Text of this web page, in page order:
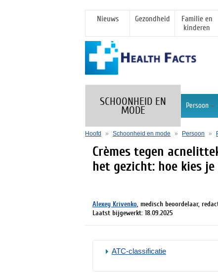
Nieuws Gezondheid
Familie en
kinderen
SCHOONHEID EN
MODE Persoon
Hoofd » Schoonheid en mode » Persoon »
Crèmes tegen
het gezicht: hoe kies
Alexey Krivenko, medisch beoordelaar,
Laatst bijgewerkt: 18.09.2025
ATC-classificatie